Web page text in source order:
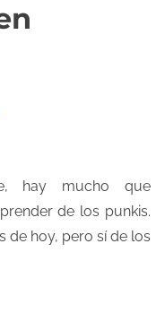
hay mucho que
de los punkis.
de hoy, pero sí de los